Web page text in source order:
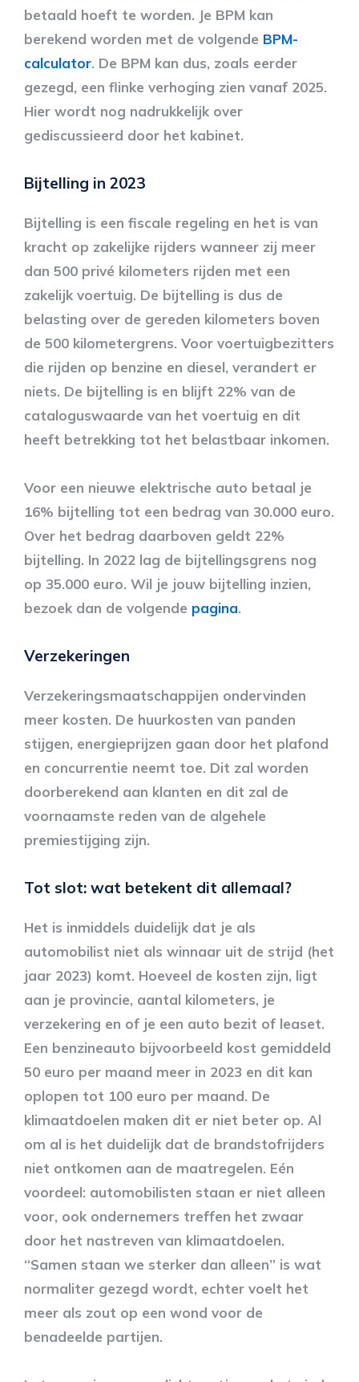
betaald hoeft te worden. Je BPM kan
berekend worden met de volgende BPM-
calculator. De BPM kan dus, zoals eerder
gezegd, een flinke verhoging zien vanaf 2025.
Hier wordt nog nadrukkelijk over
gediscussieerd door het kabinet.
Bijtelling in 2023
Bijtelling is een fiscale regeling en het is van
kracht op zakelijke rijders wanneer zij meer
dan 500 privé kilometers rijden met een
zakelijk voertuig. De bijtelling is dus de
belasting over de gereden kilometers boven
de 500 kilometergrens. Voor voertuigbezitters
die rijden op benzine en diesel, verandert er
niets. De bijtelling is en blijft 22% van de
cataloguswaarde van het voertuig en dit
heeft betrekking tot het belastbaar inkomen.
Voor een nieuwe elektrische auto betaal je
16% bijtelling tot een bedrag van 30.000 euro.
Over het bedrag daarboven geldt 22%
bijtelling. In 2022 lag de bijtellingsgrens nog
op 35.000 euro. Wil je jouw bijtelling inzien,
bezoek dan de volgende pagina.
Verzekeringen
Verzekeringsmaatschappijen ondervinden
meer kosten. De huurkosten van panden
stijgen, energieprijzen gaan door het plafond
en concurrentie neemt toe. Dit zal worden
doorberekend aan klanten en dit zal de
voornaamste reden van de algehele
premiestijging zijn.
Tot slot: wat betekent dit allemaal?
Het is inmiddels duidelijk dat je als
automobilist niet als winnaar uit de strijd (het
jaar 2023) komt. Hoeveel de kosten zijn, ligt
aan je provincie, aantal kilometers, je
verzekering en of je een auto bezit of leaset.
Een benzineauto bijvoorbeeld kost gemiddeld
50 euro per maand meer in 2023 en dit kan
oplopen tot 100 euro per maand. De
klimaatdoelen maken dit er niet beter op. Al
om al is het duidelijk dat de brandstofrijders
niet ontkomen aan de maatregelen. Eén
voordeel: automobilisten staan er niet alleen
voor, ook ondernemers treffen het zwaar
door het nastreven van klimaatdoelen.
“Samen staan we sterker dan alleen” is wat
normaliter gezegd wordt, echter voelt het
meer als zout op een wond voor de
benadeelde partijen.